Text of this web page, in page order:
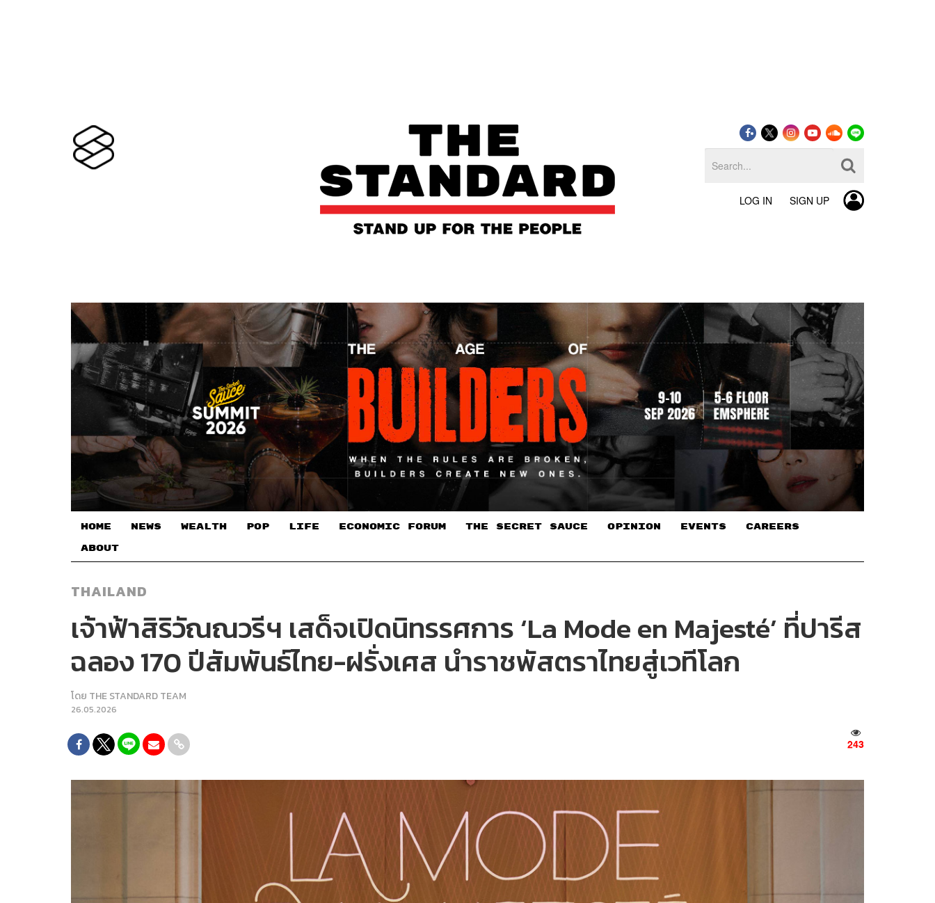
LOG IN SIGN UP
HOME NEWS WEALTH POP LIFE ECONOMIC FORUM THE SECRET SAUCE​ OPINION EVENTS CAREERS
ABOUT
THAILAND
เจ้าฟ้าสิริวัณณวรีฯ เสด็จเปิดนิทรรศการ ‘La Mode en Majesté’ ที่ปารีส
ฉลอง 170 ปีสัมพันธ์ไทย-ฝรั่งเศส นำราชพัสตราไทยสู่เวทีโลก
โดย THE STANDARD TEAM
26.05.2026
243